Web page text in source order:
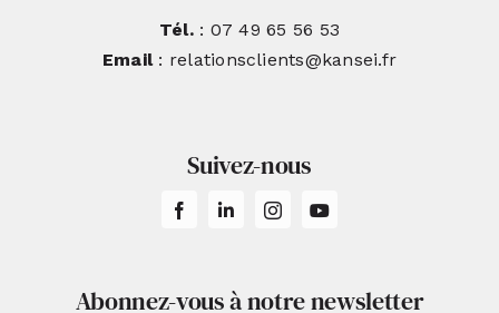
Tél.: 07 49 65 56 53
Email: relationsclients@kansei.fr
Suivez-nous
Abonnez-vous à notre newsletter